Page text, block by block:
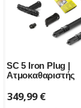
SC 5 Iron Plug |
Ατμοκαθαριστής
349,99€